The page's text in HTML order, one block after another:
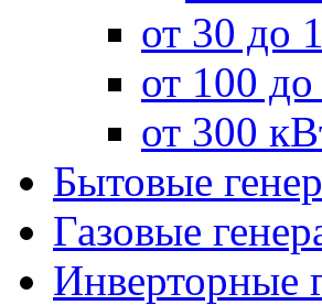
от 30 до
от 100
от 300
Бытовые
Газовые
Инверторные